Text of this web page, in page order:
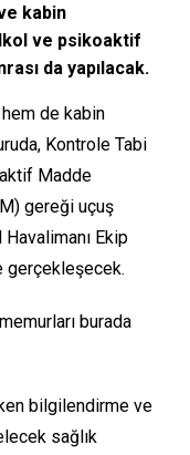
kabin
ve psikoaktif
da yapılacak.
de kabin
Kontrole Tabi
Madde
gereği uçuş
Ekip
gerçekleşecek.
burada
bilgilendirme ve
sağlık